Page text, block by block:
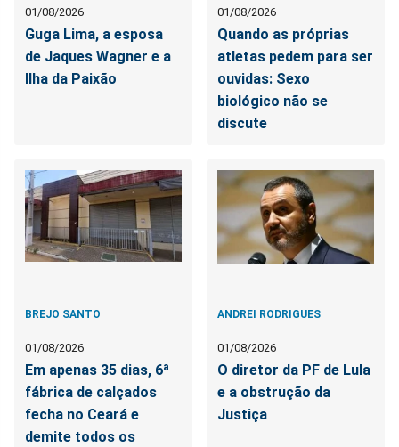
01/08/2026
Guga Lima, a esposa
de Jaques Wagner e a
Ilha da Paixão
01/08/2026
Quando as próprias
atletas pedem para ser
ouvidas: Sexo
biológico não se
discute
BREJO SANTO
01/08/2026
Em apenas 35 dias, 6ª
fábrica de calçados
fecha no Ceará e
demite todos os
ANDREI RODRIGUES
01/08/2026
O diretor da PF de Lula
e a obstrução da
Justiça